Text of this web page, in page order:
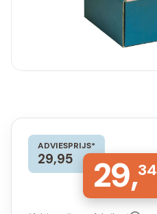
ADVIESPRIJS*
29,95 29,34